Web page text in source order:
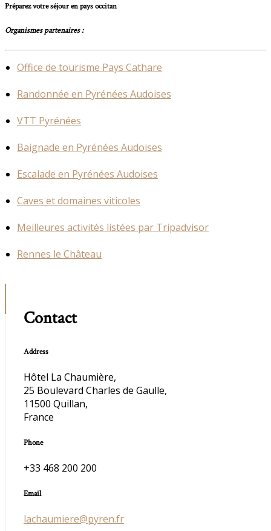
Préparez votre séjour en pays occitan
Organismes partenaires :
Office de tourisme Pays Cathare
Randonnée en Pyrénées Audoises
VTT Pyrénées
Baignade en Pyrénées Audoises
Escalade en Pyrénées Audoises
Caves et domaines viticoles
Meilleures activités listées par Tripadvisor
Rennes le Château
Contact
Address
Hôtel La Chaumière,
25 Boulevard Charles de Gaulle,
11500 Quillan,
France
Phone
+33 468 200 200
Email
lachaumiere@pyren.fr